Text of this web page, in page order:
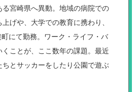
る宮崎県へ異動。地域の病院での
げや、大学での教育に携わり、
にて勤務。ワーク・ライフ・バ
ことが、ここ数年の課題。最近
とサッカーをしたり公園で遊ぶ